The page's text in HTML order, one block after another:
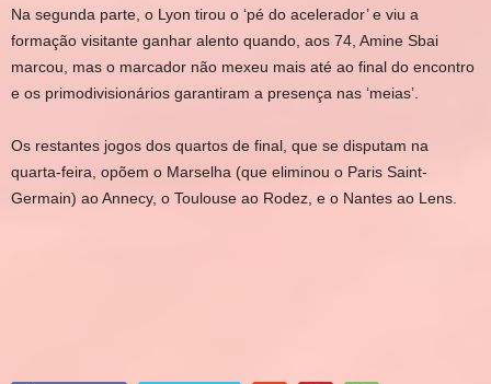
Na segunda parte, o Lyon tirou o ‘pé do acelerador’ e viu a
formação visitante ganhar alento quando, aos 74, Amine Sbai
marcou, mas o marcador não mexeu mais até ao final do encontro
e os primodivisionários garantiram a presença nas ‘meias’.
Os restantes jogos dos quartos de final, que se disputam na
quarta-feira, opõem o Marselha (que eliminou o Paris Saint-
Germain) ao Annecy, o Toulouse ao Rodez, e o Nantes ao Lens.